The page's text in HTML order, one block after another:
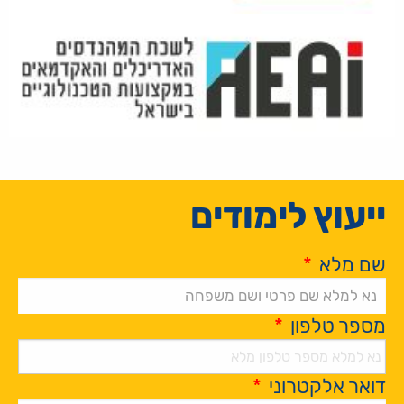
ייעוץ לימודים
שם מלא *
מספר טלפון *
דואר אלקטרוני *